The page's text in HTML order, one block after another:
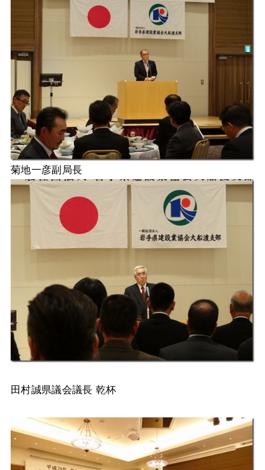
菊地一彦副局長
田村誠県議会議長 乾杯